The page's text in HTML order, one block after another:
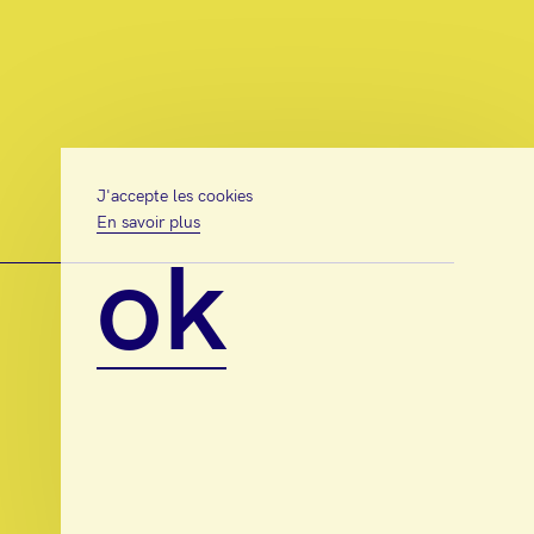
J'accepte les cookies
En savoir plus
ok